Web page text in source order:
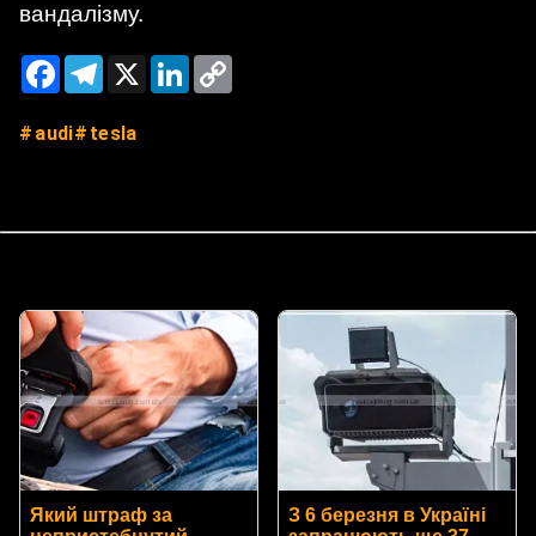
вандалізму.
FacebookTelegram
X LinkedIn
audi tesla
Який штраф за
З 6 березня в Україні